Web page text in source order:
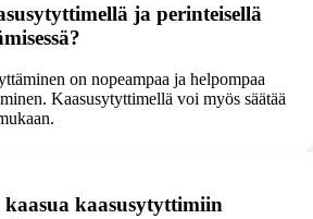
ja perinteisellä
on nopeampaa ja helpompaa
Kaasusytyttimellä voi myös säätää
kaasusytyttimiin